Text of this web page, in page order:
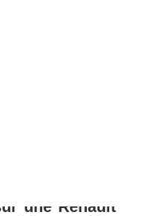
visiteurs du
(du 14 au 20
une Renault